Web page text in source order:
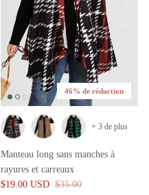
46% de réduction
Manteau long sans manches à
rayures et carreaux
$19.00 USD $35.00
+ 3 de plus